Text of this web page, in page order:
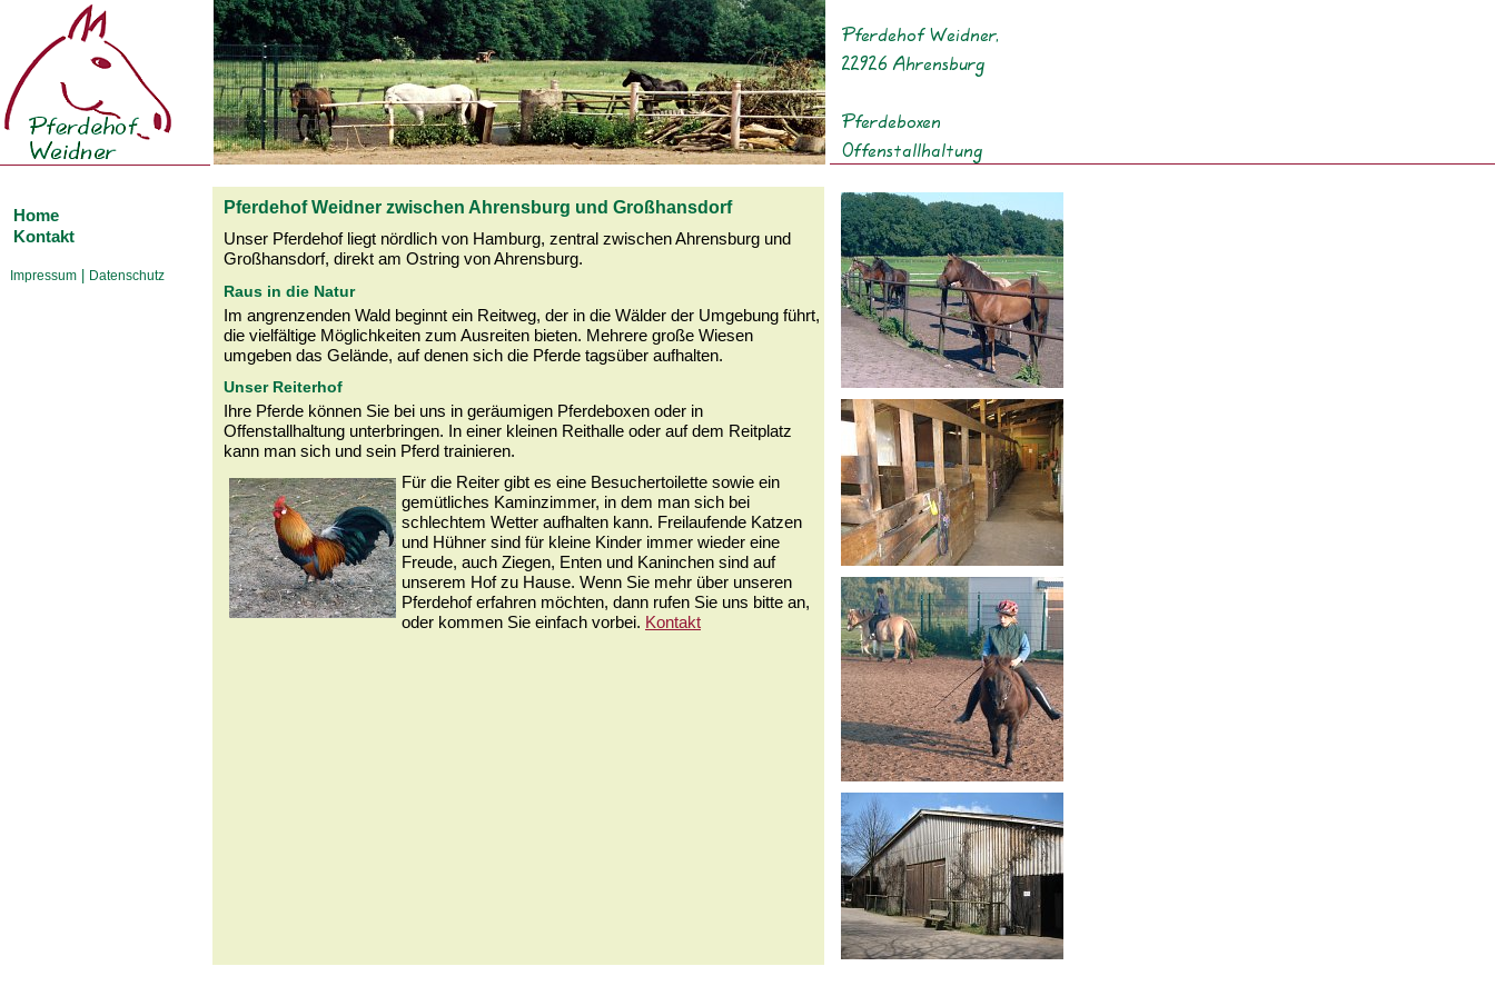
Home
Kontakt
Impressum | Datenschutz
Pferdehof Weidner zwischen Ahrensburg und Großhansdorf
Unser Pferdehof liegt nördlich von Hamburg, zentral zwischen Ahrensburg und
Großhansdorf, direkt am Ostring von Ahrensburg.
Raus in die Natur
Im angrenzenden Wald beginnt ein Reitweg, der in die Wälder der Umgebung führt,
die vielfältige Möglichkeiten zum Ausreiten bieten. Mehrere große Wiesen
umgeben das Gelände, auf denen sich die Pferde tagsüber aufhalten.
Unser Reiterhof
Ihre Pferde können Sie bei uns in geräumigen Pferdeboxen oder in
Offenstallhaltung unterbringen. In einer kleinen Reithalle oder auf dem Reitplatz
kann man sich und sein Pferd trainieren.
Für die Reiter gibt es eine Besuchertoilette sowie ein
gemütliches Kaminzimmer, in dem man sich bei
schlechtem Wetter aufhalten kann. Freilaufende Katzen
und Hühner sind für kleine Kinder immer wieder eine
Freude, auch Ziegen, Enten und Kaninchen sind auf
unserem Hof zu Hause. Wenn Sie mehr über unseren
Pferdehof erfahren möchten, dann rufen Sie uns bitte an,
oder kommen Sie einfach vorbei. Kontakt